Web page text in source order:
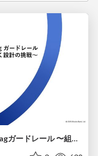
AI Coding Agent時代のcdk-nagガードレール 〜組織ルールを強制CIで守り抜く設計の挑戦〜